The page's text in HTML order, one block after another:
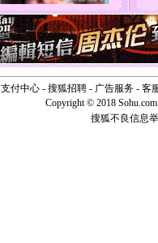
天都要快
[圣诞节]
如意,快
[元旦]看
断电。爱
你是我专
[元旦] 如
起；二是
离。水晶
支付中心- 搜狐招聘- 广告服务- 客
Copyright © 2018
搜狐不良信息